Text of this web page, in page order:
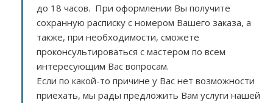
до 18 часов. При оформлении Вы получите
сохранную расписку с номером Вашего заказа, а
также, при необходимости, сможете
проконсультироваться с мастером по всем
интересующим Вас вопросам.
Если по какой-то причине у Вас нет возможности
приехать, мы рады предложить Вам услуги нашей